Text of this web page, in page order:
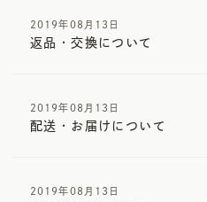
2019年08月13日
返品・交換について
2019年08月13日
配送・お届けについて
2019年08月13日